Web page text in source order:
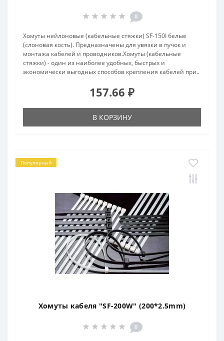
0
Хомуты нейлоновые (кабельные стяжки) SF-150I белые
(слоновая кость). Предназначены для увязки в пучок и
монтажа кабелей и проводников.Хомуты (кабельные
стяжки) - один из наиболее удобных, быстрых и
экономически выгодных способов крепления кабелей при..
157.66 ₽
В КОРЗИНУ
Популярный
Хомуты кабеля "SF-200W" (200*2.5mm)
0